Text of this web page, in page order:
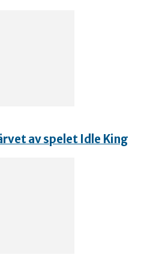
av spelet Idle King